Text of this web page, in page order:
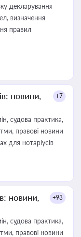
декларування
визначення
правил
новини,
+7
судова практика,
правові новини
для нотаріусів
новини,
+93
судова практика,
правові новини